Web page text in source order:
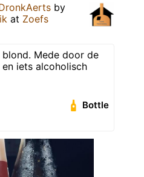
by
at Zoefs
Mede door de
iets alcoholisch
Bottle